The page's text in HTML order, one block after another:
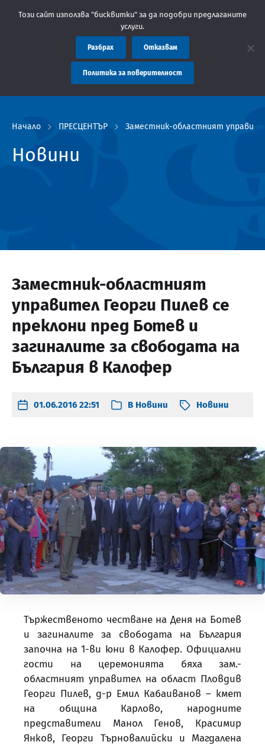
администрация Пловдив препоръчва заплащането
Начало ПРЕСЦЕНТЪР Заместник-областният
Новини
Заместник-областният
управител Георги Пилев се
преклони пред Ботев и
загиналите за свободата на
България в Калофер
01.06.2016 22:51 В Новини Новини
Тържественото честване на Деня на Ботев
и загиналите за свободата на България
започна на 1-ви юни в Калофер. Официални
гости на церемонията бяха зам.-
областният управител на област Пловдив
Георги Пилев, д-р Емил Кабаиванов – кмет
на община Карлово, народните
представители Манол Генов, Красимир
Янков, Георги Търновалийски и Магдалена
Този сайт използва "бисквитки" за да подобри предлаганите
услуги.
Разбрах Отказвам
Политика за поверителност